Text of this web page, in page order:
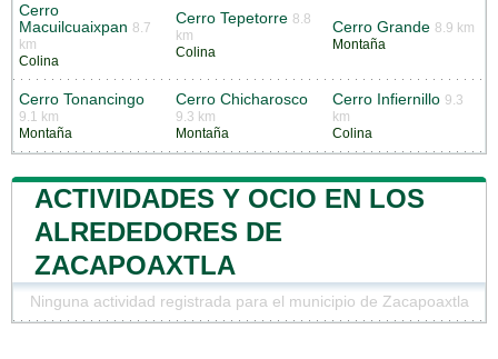
Cerro
Macuilcuaixpan 8.7
km
Colina
Cerro Tepetorre 8.8
km
Colina
Cerro Grande 8.9 km
Montaña
Cerro Tonancingo
9.1 km
Montaña
Cerro Chicharosco
9.3 km
Montaña
Cerro Infiernillo 9.3
km
Colina
ACTIVIDADES Y OCIO EN LOS
ALREDEDORES DE
ZACAPOAXTLA
Ninguna actividad registrada para el municipio de Zacapoaxtla